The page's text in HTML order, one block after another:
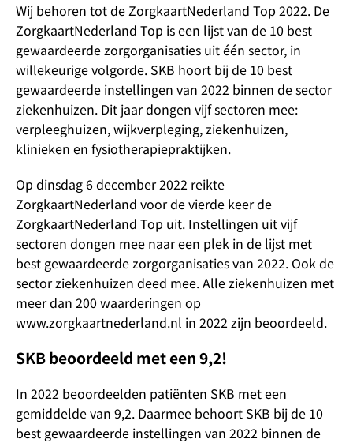
Wij behoren tot de ZorgkaartNederland Top 2022. De
ZorgkaartNederland Top is een lijst van de 10 best
gewaardeerde zorgorganisaties uit één sector, in
willekeurige volgorde. SKB hoort bij de 10 best
gewaardeerde instellingen van 2022 binnen de sector
ziekenhuizen. Dit jaar dongen vijf sectoren mee:
verpleeghuizen, wijkverpleging, ziekenhuizen,
klinieken en fysiotherapiepraktijken.
Op dinsdag 6 december 2022 reikte
ZorgkaartNederland voor de vierde keer de
ZorgkaartNederland Top uit. Instellingen uit vijf
sectoren dongen mee naar een plek in de lijst met
best gewaardeerde zorgorganisaties van 2022. Ook de
sector ziekenhuizen deed mee. Alle ziekenhuizen met
meer dan 200 waarderingen op
www.zorgkaartnederland.nl in 2022 zijn beoordeeld.
SKB beoordeeld met een 9,2!
In 2022 beoordeelden patiënten SKB met een
gemiddelde van 9,2. Daarmee behoort SKB bij de 10
best gewaardeerde instellingen van 2022 binnen de